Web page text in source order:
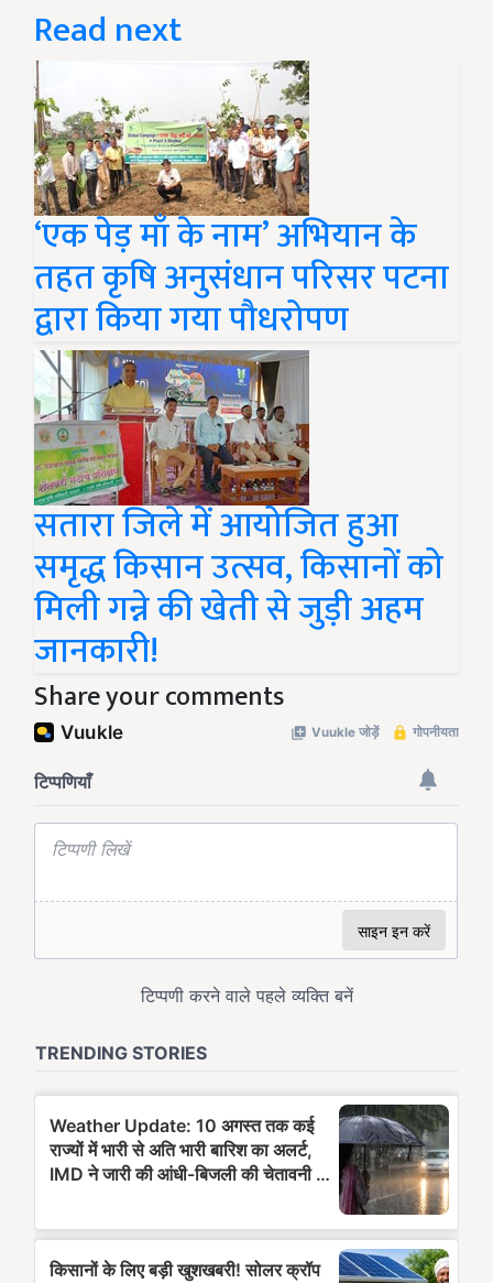
Read next
‘एक पेड़ माँ के नाम’ अभियान के
तहत कृषि अनुसंधान परिसर पटना
द्वारा किया गया पौधरोपण
सतारा जिले में आयोजित हुआ
समृद्ध किसान उत्सव, किसानों को
मिली गन्ने की खेती से जुड़ी अहम
जानकारी!
Share your comments